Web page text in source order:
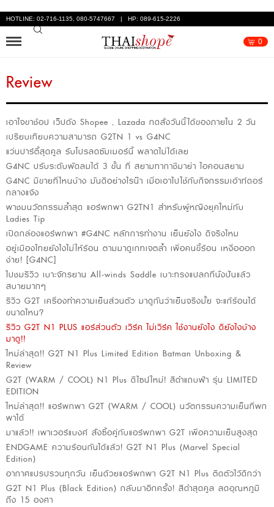
HOTLINE: 02-716-1135, 080-5747667 | HP: 089-615-2226
0
Review
เอาใจขาช้อป เว็ปดัง Shopee , Lazada กดสั่งวันนี้ได้ของภายใน 2 วัน
เปรียบเทียบความสามารถ G2TN 1 vs G4NC
แว่นปาร์ตี้สุดคูล รับโปรลดซัมเมอร์นี้ พลาดไม่ได้เลย
G4NC ปรับระดับพัดลมได้ 3 ขั้น ที่ สยามทากาชิมาย่า ไอคอนสยาม
G4NC มีขายที่ไหนบ้าง มันดีอย่างไรน๊า เมื่อเอาไปใช้กับกิจกรรมเอ้าท์ดอร์
กลางแจ้ง
พาชมนวัตกรรมล้ำสุด แอร์พกพา G2TN1 สำหรับผู้หญิงยุคใหม่กับ
Ladies Tip
เปิดกล่องแอร์พกพา #G4NC หลักการทำงาน เย็นยังไง ดีจริงไหม
อยู่เมืองไทยยังไงไม่ให้ร้อน ตามมาดูเกทเจตล้ำ เพื่อคนขี้ร้อน เหงื่อออก
ง่าย! [G4NC]
ไปชมรีวิว เบาะจักรยาน All-winds Saddle เบาะทรงแปลกที่นั่งปั่นแล้ว
สบายมากๆ
รีวิว G2T เครื่องทำความเย็นส่วนตัว มาดูกันว่าเย็นจริงมั้ย จะแก้ร้อนได้
ขนาดไหน?
รีวิว G2T N1 PLUS แอร์ส่วนตัว เวิร์ค ไม่เวิร์ค ใช้งานยังไง ดียังไงบ้าง
มาดู!!
ใหม่ล่าสุด!! G2T N1 Plus Limited Edition Batman Unboxing &
Review
G2T (WARM / COOL) N1 Plus ดีไซน์ใหม่! สีดำแถบฟ้า รุ่น LIMITED
EDITION
ใหม่ล่าสุด!! แอร์พกพา G2T (WARM / COOL) นวัตกรรมความเย็นที่พก
พาได้
มาแล้ว!! เพาเวอร์แบงค์ สั่งซื้อคู่กับแอร์พกพา G2T เพื่อความเย็นสูงสุด
ENDGAME ความร้อนกันได้แล้ว! G2T N1 Plus (Marvel Special
Edition)
อากาศแปรปรวนทุกวัน เย็นด้วยแอร์พกพา G2T N1 Plus ติดตัวไว้ดีกว่า
G2T N1 Plus (Black Edition) กลับมาอีกครั้ง! สีดำสุดคูล ลดอุณหภูมิ
ถึง 15 องศา